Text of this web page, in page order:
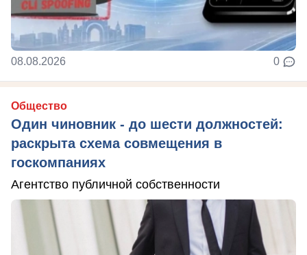
08.08.2026 0
Общество
Один чиновник - до шести должностей:
раскрыта схема совмещения в
госкомпаниях
Агентство публичной собственности